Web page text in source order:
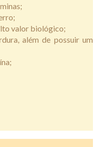
valor biológico;
além de possuir um